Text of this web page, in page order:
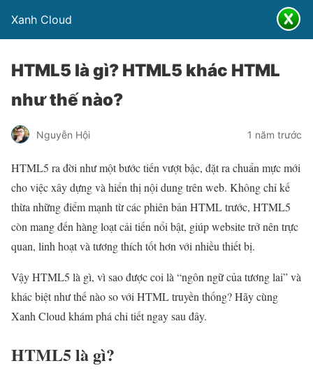
Xanh Cloud
HTML5 là gì? HTML5 khác HTML
như thế nào?
Nguyễn Hội 1 năm trước
HTML5 ra đời như một bước tiến vượt bậc, đặt ra chuẩn mực mới
cho việc xây dựng và hiển thị nội dung trên web. Không chỉ kế
thừa những điểm mạnh từ các phiên bản HTML trước, HTML5
còn mang đến hàng loạt cải tiến nổi bật, giúp website trở nên trực
quan, linh hoạt và tương thích tốt hơn với nhiều thiết bị.
Vậy HTML5 là gì, vì sao được coi là “ngôn ngữ của tương lai” và
khác biệt như thế nào so với HTML truyền thống? Hãy cùng
Xanh Cloud khám phá chi tiết ngay sau đây.
HTML5 là gì?